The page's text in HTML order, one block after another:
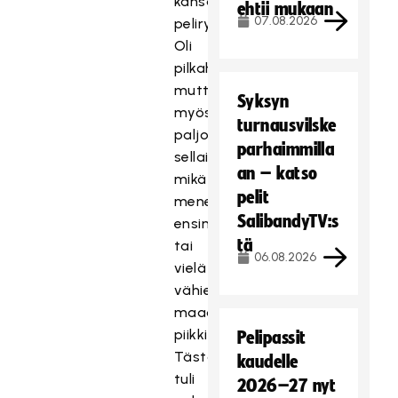
pelirytmiin.
Oli
pilkahduksia,
mutta
myös
paljon
sellaista
mikä
menee
ensimmäisen
tai
vielä
vähien
maaottelujen
piikkiin.
Tästä
tuli
ehtii mukaan
07.08.2026
Syksyn
turnausvilske
parhaimmilla
an – katso
pelit
SalibandyTV:s
tä
06.08.2026
Pelipassit
kaudelle
2026–27 nyt